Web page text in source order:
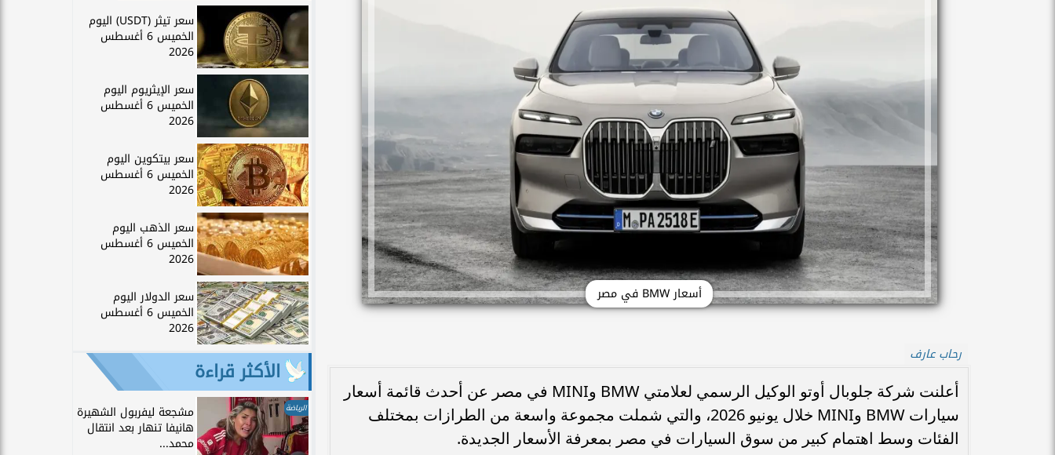
أسعار BMW في مصر
رحاب عارف
أعلنت شركة جلوبال أوتو الوكيل الرسمي لعلامتي BMW وMINI في مصر عن أحدث قائمة أسعار
سيارات BMW وMINI خلال يونيو 2026، والتي شملت مجموعة واسعة من الطرازات بمختلف
الفئات وسط اهتمام كبير من سوق السيارات في مصر بمعرفة الأسعار الجديدة.
سعر تيثر (USDT) اليوم
الخميس 6 أغسطس
2026
سعر الإيثريوم اليوم
الخميس 6 أغسطس
2026
سعر بيتكوين اليوم
الخميس 6 أغسطس
2026
سعر الذهب اليوم
الخميس 6 أغسطس
2026
سعر الدولار اليوم
الخميس 6 أغسطس
2026
الأكثر قراءة
الرياضة مشجعة ليفربول الشهيرة
هانيفا تنهار بعد انتقال
محمد...